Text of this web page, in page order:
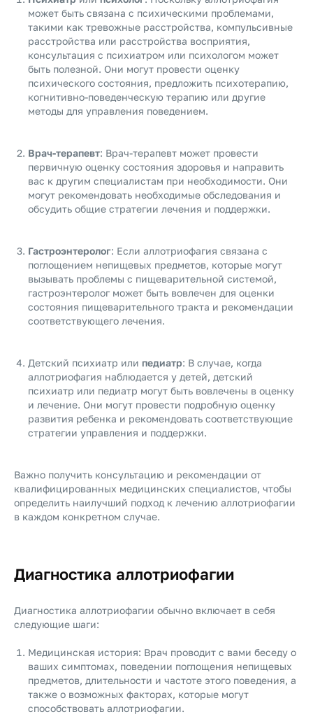
может быть связана с психическими проблемами,
такими как тревожные расстройства, компульсивные
расстройства или расстройства восприятия,
консультация с психиатром или психологом может
быть полезной. Они могут провести оценку
психического состояния, предложить психотерапию,
когнитивно-поведенческую терапию или другие
методы для управления поведением.
Врач-терапевт: Врач-терапевт может провести
первичную оценку состояния здоровья и направить
вас к другим специалистам при необходимости. Они
могут рекомендовать необходимые обследования и
обсудить общие стратегии лечения и поддержки.
Гастроэнтеролог: Если аллотриофагия связана с
поглощением непищевых предметов, которые могут
вызывать проблемы с пищеварительной системой,
гастроэнтеролог может быть вовлечен для оценки
состояния пищеварительного тракта и рекомендации
соответствующего лечения.
Детский психиатр или педиатр: В случае, когда
аллотриофагия наблюдается у детей, детский
психиатр или педиатр могут быть вовлечены в оценку
и лечение. Они могут провести подробную оценку
развития ребенка и рекомендовать соответствующие
стратегии управления и поддержки.
Важно получить консультацию и рекомендации от
квалифицированных медицинских специалистов, чтобы
определить наилучший подход к лечению аллотриофагии
в каждом конкретном случае.
Диагностика аллотриофагии
Диагностика аллотриофагии обычно включает в себя
следующие шаги:
Медицинская история: Врач проводит с вами беседу о
ваших симптомах, поведении поглощения непищевых
предметов, длительности и частоте этого поведения, а
также о возможных факторах, которые могут
способствовать аллотриофагии.